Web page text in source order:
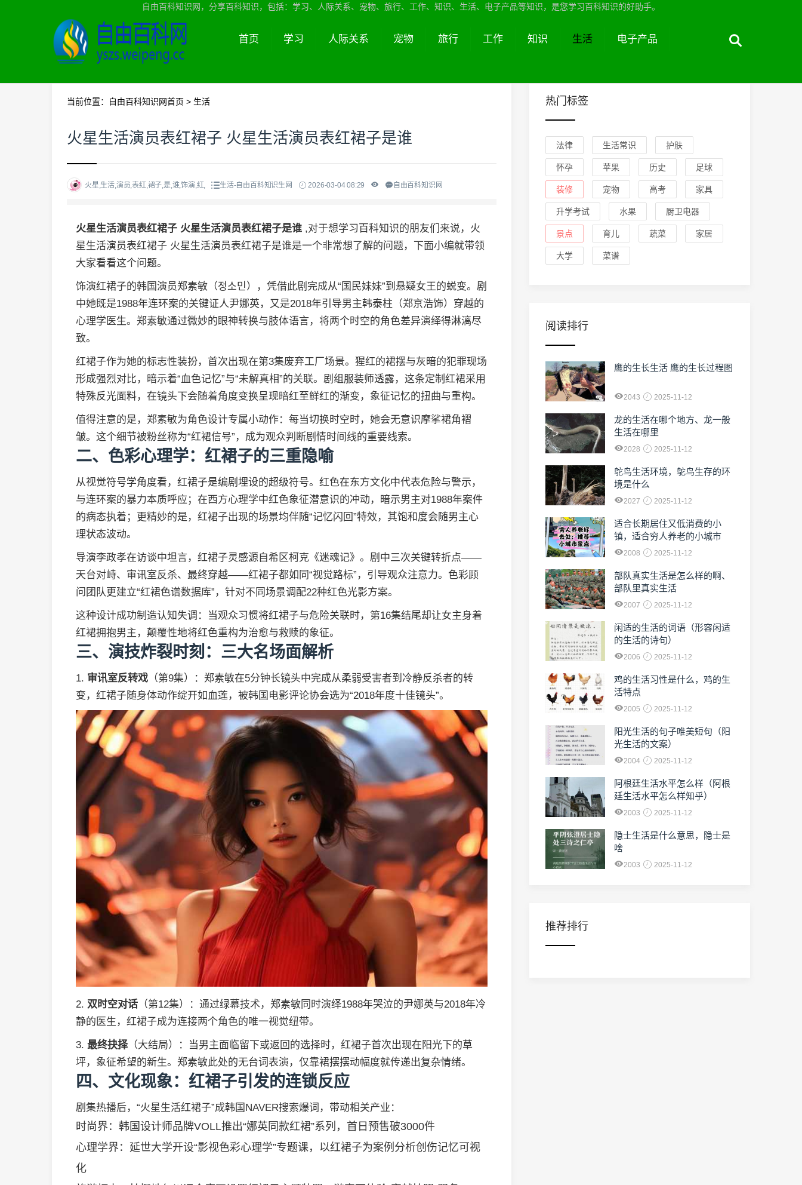
自由百科知识网，分享百科知识，包括：学习、人际关系、宠物、旅行、工作、知识、生活、电子产品等知识，是您学习百科知识的好助手。
首页 学习 人际关系 宠物 旅行 工作 知识 生活 电子产品
当前位置： 自由百科知识网首页 > 生活
火星生活演员表红裙子 火星生活演员表红裙子是谁
火星,生活,演员,表红,裙子,是,谁,饰演,红, 生活-自由百科知识生网 2026-03-04 08:29 自由百科知识网
火星生活演员表红裙子 火星生活演员表红裙子是谁 ,对于想学习百科知识的朋友们来说，火
星生活演员表红裙子 火星生活演员表红裙子是谁是一个非常想了解的问题，下面小编就带领
大家看看这个问题。
饰演红裙子的韩国演员郑素敏（정소민），凭借此剧完成从“国民妹妹”到悬疑女王的蜕变。剧
中她既是1988年连环案的关键证人尹娜英，又是2018年引导男主韩泰柱（郑京浩饰）穿越的
心理学医生。郑素敏通过微妙的眼神转换与肢体语言，将两个时空的角色差异演绎得淋漓尽
致。
红裙子作为她的标志性装扮，首次出现在第3集废弃工厂场景。猩红的裙摆与灰暗的犯罪现场
形成强烈对比，暗示着“血色记忆”与“未解真相”的关联。剧组服装师透露，这条定制红裙采用
特殊反光面料，在镜头下会随着角度变换呈现暗红至鲜红的渐变，象征记忆的扭曲与重构。
值得注意的是，郑素敏为角色设计专属小动作：每当切换时空时，她会无意识摩挲裙角褶
皱。这个细节被粉丝称为“红裙信号”，成为观众判断剧情时间线的重要线索。
二、色彩心理学：红裙子的三重隐喻
从视觉符号学角度看，红裙子是编剧埋设的超级符号。红色在东方文化中代表危险与警示，
与连环案的暴力本质呼应；在西方心理学中红色象征潜意识的冲动，暗示男主对1988年案件
的病态执着；更精妙的是，红裙子出现的场景均伴随“记忆闪回”特效，其饱和度会随男主心
理状态波动。
导演李政孝在访谈中坦言，红裙子灵感源自希区柯克《迷魂记》。剧中三次关键转折点——
天台对峙、审讯室反杀、最终穿越——红裙子都如同“视觉路标”，引导观众注意力。色彩顾
问团队更建立“红裙色谱数据库”，针对不同场景调配22种红色光影方案。
这种设计成功制造认知失调：当观众习惯将红裙子与危险关联时，第16集结尾却让女主身着
红裙拥抱男主，颠覆性地将红色重构为治愈与救赎的象征。
三、演技炸裂时刻：三大名场面解析
1. 审讯室反转戏 （第9集）：郑素敏在5分钟长镜头中完成从柔弱受害者到冷静反杀者的转
变，红裙子随身体动作绽开如血莲，被韩国电影评论协会选为“2018年度十佳镜头”。
2. 双时空对话 （第12集）：通过绿幕技术，郑素敏同时演绎1988年哭泣的尹娜英与2018年冷
静的医生，红裙子成为连接两个角色的唯一视觉纽带。
3. 最终抉择（大结局）：当男主面临留下或返回的选择时，红裙子首次出现在阳光下的草
坪，象征希望的新生。郑素敏此处的无台词表演，仅靠裙摆摆动幅度就传递出复杂情绪。
四、文化现象：红裙子引发的连锁反应
剧集热播后，“火星生活红裙子”成韩国NAVER搜索爆词，带动相关产业：
时尚界：韩国设计师品牌VOLL推出“娜英同款红裙”系列，首日预售破3000件
心理学界：延世大学开设“影视色彩心理学”专题课，以红裙子为案例分析创伤记忆可视
化
热门标签
法律 生活常识 护肤
怀孕 苹果 历史 足球
装修 宠物 高考 家具
升学考试 水果 厨卫电器
景点 育儿 蔬菜 家居
大学 菜谱
阅读排行
鹰的生长生活 鹰的生长过程图
2043 2025-11-12
龙的生活在哪个地方、龙一般
生活在哪里
2028 2025-11-12
鸵鸟生活环境，鸵鸟生存的环
境是什么
2027 2025-11-12
适合长期居住又低消费的小
镇，适合穷人养老的小城市
2008 2025-11-12
部队真实生活是怎么样的啊、
部队里真实生活
2007 2025-11-12
闲适的生活的词语（形容闲适
的生活的诗句）
2006 2025-11-12
鸡的生活习性是什么，鸡的生
活特点
2005 2025-11-12
阳光生活的句子唯美短句（阳
光生活的文案）
2004 2025-11-12
阿根廷生活水平怎么样（阿根
廷生活水平怎么样知乎）
2003 2025-11-12
隐士生活是什么意思，隐士是
啥
2003 2025-11-12
推荐排行